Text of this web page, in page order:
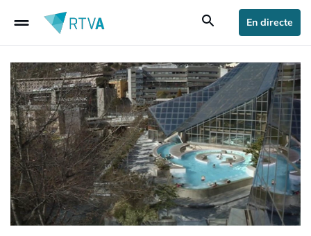
drag_handle search En directe